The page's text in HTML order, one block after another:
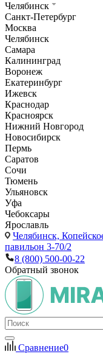
Челябинск
Санкт-Петербург
Москва
Челябинск
Самара
Калининград
Воронеж
Екатеринбург
Ижевск
Краснодар
Красноярск
Нижний Новгород
Новосибирск
Пермь
Саратов
Сочи
Тюмень
Ульяновск
Уфа
Чебоксары
Ярославль
Челябинск,
павильон 3-70/2
8 (800) 500-00-22
Обратный звонок
Сравнение0